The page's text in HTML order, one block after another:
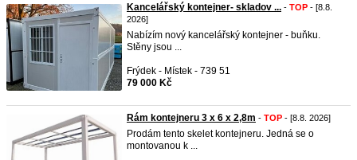
Kancelářský kontejner- skladov ... - TOP - [8.8.
2026]
Nabízím nový kancelářský kontejner - buňku.
Stěny jsou ...
Frýdek - Místek - 739 51
79 000 Kč
Rám kontejneru 3 x 6 x 2,8m - TOP - [8.8. 2026]
Prodám tento skelet kontejneru. Jedná se o
montovanou k ...